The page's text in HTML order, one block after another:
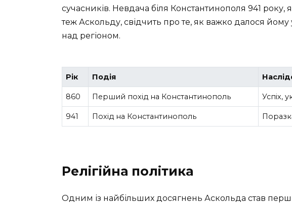
сучасників. Невдача біля Константинополя 941
теж Аскольду, свідчить про те, як важко далося
над регіоном.
Рік Подія
860 Перший похід на Константинополь Успіх,
941 Похід на Константинополь
Релігійна політика
Одним із найбільших досягнень Аскольда став